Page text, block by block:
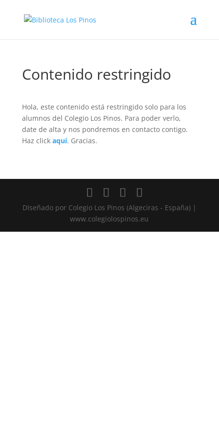
Contenido restringido
Hola, este contenido está restringido solo para los
alumnos del Colegio Los Pinos. Para poder verlo,
date de alta y nos pondremos en contacto contigo.
Haz click aquí. Gracias.
DIseñado por Colegio Los Pinos (Algeciras - España) |
www.colegiolospinos.eu